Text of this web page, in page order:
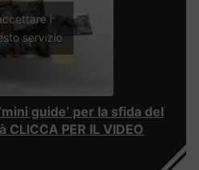
i
servizio
guide’ per la sfida del
PER IL VIDEO